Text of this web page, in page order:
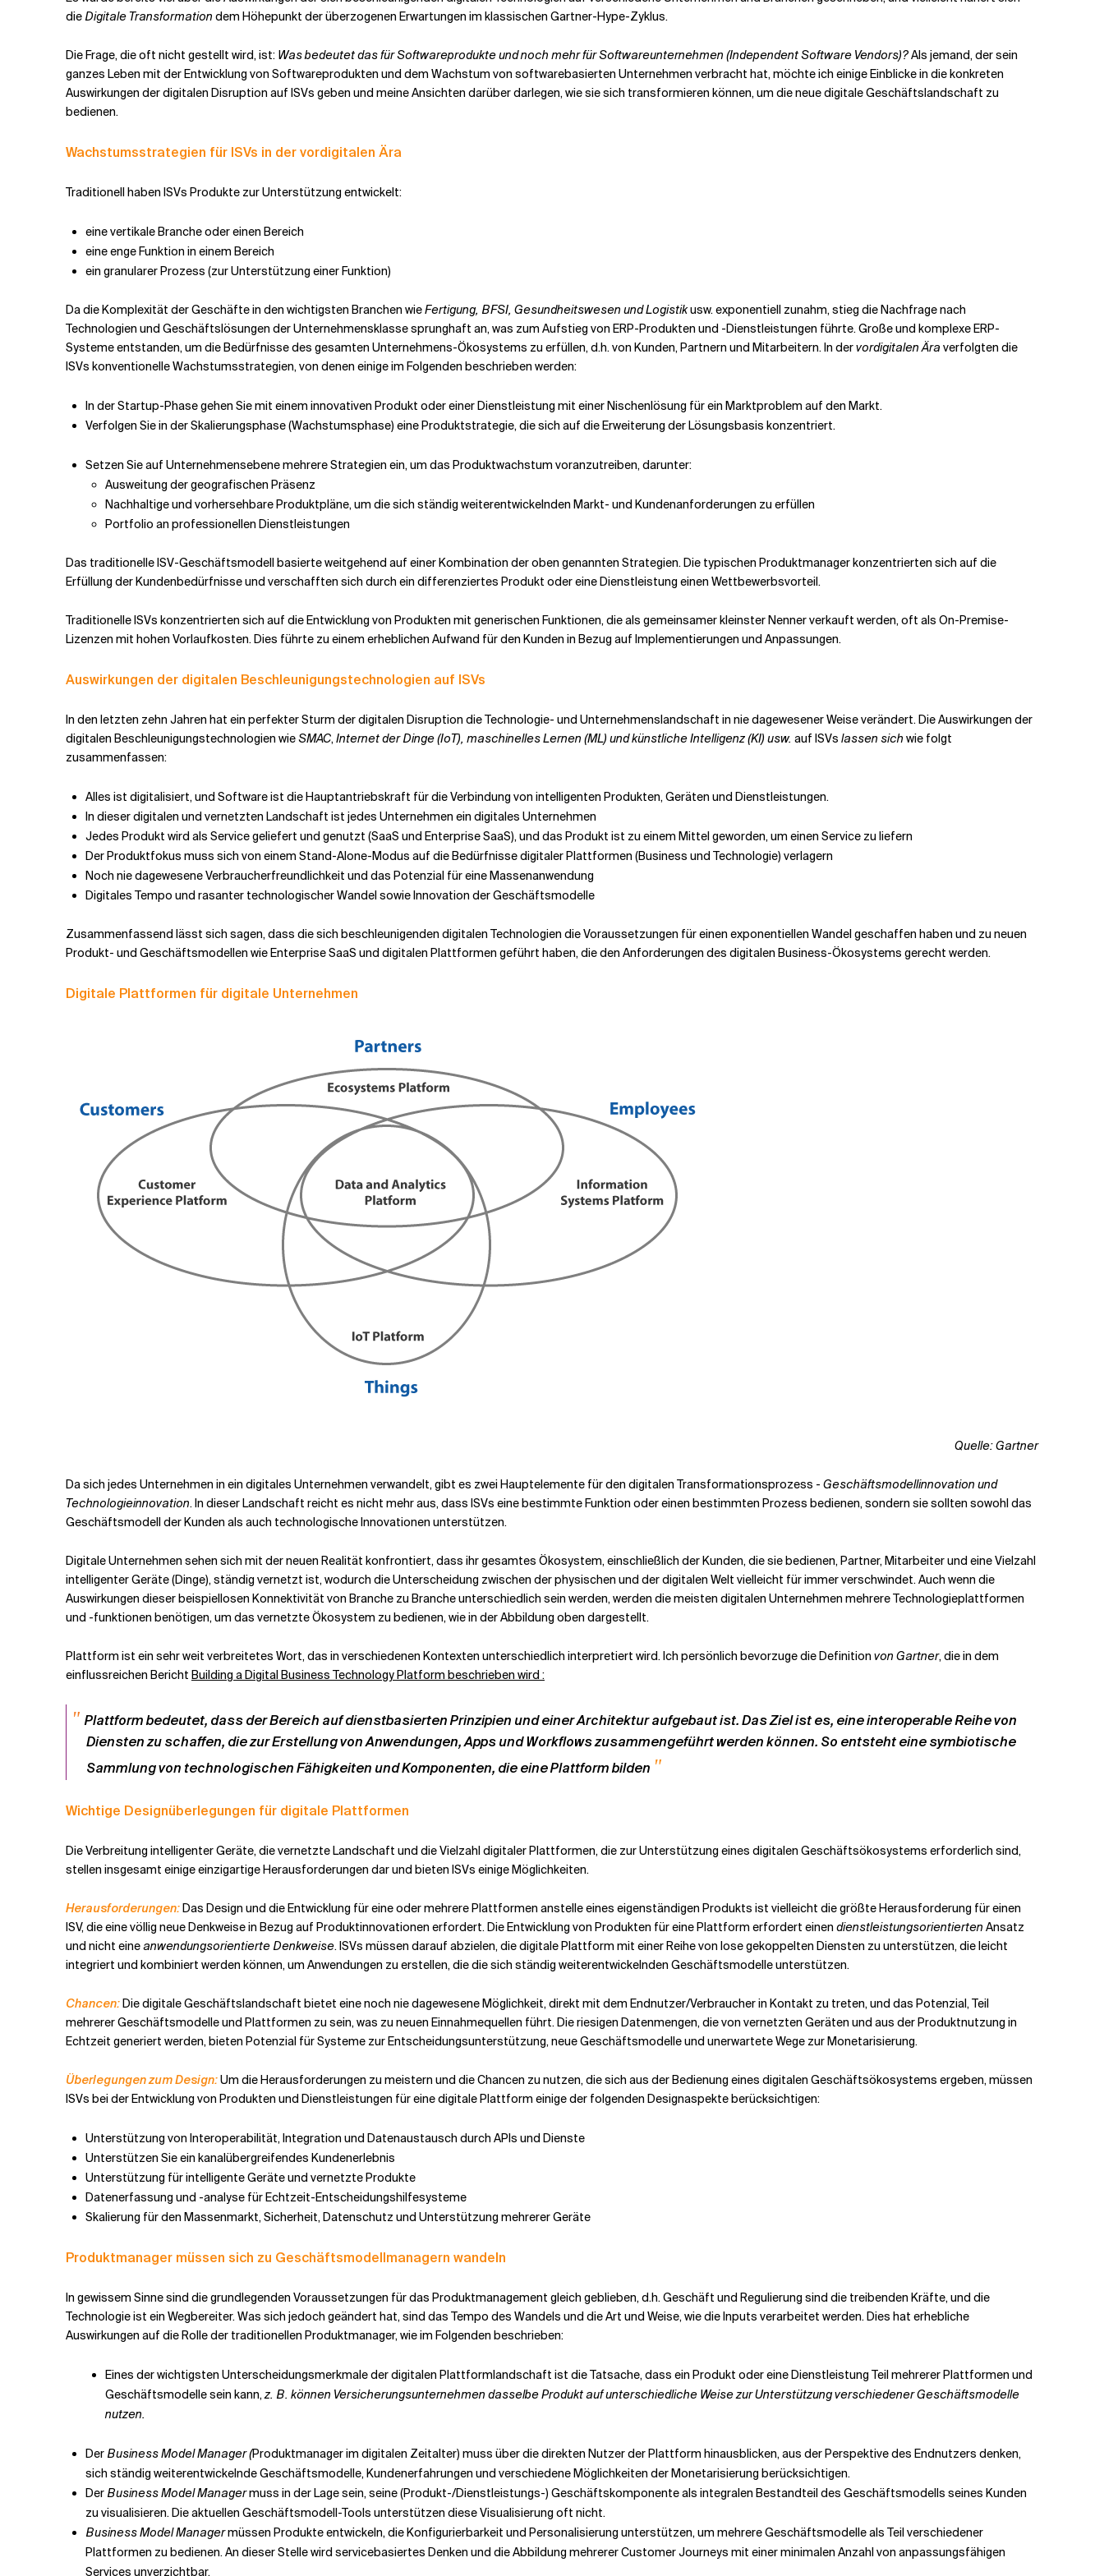
die Digitale Transformation dem Höhepunkt der überzogenen Erwartungen im klassischen Gartner-Hype-Zyklus.
Die Frage, die oft nicht gestellt wird, ist: Was bedeutet das für Softwareprodukte und noch mehr für Softwareunternehmen (Independent Software Vendors)?Als jemand, der sein
ganzes Leben mit der Entwicklung von Softwareprodukten und dem Wachstum von softwarebasierten Unternehmen verbracht hat, möchte ich einige Einblicke in die konkreten
Auswirkungen der digitalen Disruption auf ISVs geben und meine Ansichten darüber darlegen, wie sie sich transformieren können, um die neue digitale Geschäftslandschaft zu
bedienen.
Wachstumsstrategien für ISVs in der vordigitalen Ära
Traditionell haben ISVs Produkte zur Unterstützung entwickelt:
eine vertikale Branche oder einen Bereich
eine enge Funktion in einem Bereich
ein granularer Prozess (zur Unterstützung einer Funktion)
Da die Komplexität der Geschäfte in den wichtigsten Branchen wieFertigung, BFSI, Gesundheitswesen und Logistikusw. exponentiell zunahm, stieg die Nachfrage nach
Technologien und Geschäftslösungen der Unternehmensklasse sprunghaft an, was zum Aufstieg von ERP-Produkten und -Dienstleistungen führte. Große und komplexe ERP-
Systeme entstanden, um die Bedürfnisse des gesamten Unternehmens-Ökosystems zu erfüllen, d.h. von Kunden, Partnern und Mitarbeitern. In dervordigitalen Ära verfolgten die
ISVs konventionelle Wachstumsstrategien, von denen einige im Folgenden beschrieben werden:
In der Startup-Phase gehen Sie mit einem innovativen Produkt oder einer Dienstleistung mit einer Nischenlösung für ein Marktproblem auf den Markt.
Verfolgen Sie in der Skalierungsphase (Wachstumsphase) eine Produktstrategie, die sich auf die Erweiterung der Lösungsbasis konzentriert.
Setzen Sie auf Unternehmensebene mehrere Strategien ein, um das Produktwachstum voranzutreiben, darunter:
Ausweitung der geografischen Präsenz
Nachhaltige und vorhersehbare Produktpläne, um die sich ständig weiterentwickelnden Markt- und Kundenanforderungen zu erfüllen
Portfolio an professionellen Dienstleistungen
Das traditionelle ISV-Geschäftsmodell basierte weitgehend auf einer Kombination der oben genannten Strategien. Die typischen Produktmanager konzentrierten sich auf die
Erfüllung der Kundenbedürfnisse und verschafften sich durch ein differenziertes Produkt oder eine Dienstleistung einen Wettbewerbsvorteil.
Traditionelle ISVs konzentrierten sich auf die Entwicklung von Produkten mit generischen Funktionen, die als gemeinsamer kleinster Nenner verkauft werden, oft als On-Premise-
Lizenzen mit hohen Vorlaufkosten. Dies führte zu einem erheblichen Aufwand für den Kunden in Bezug auf Implementierungen und Anpassungen.
Auswirkungen der digitalen Beschleunigungstechnologien auf ISVs
In den letzten zehn Jahren hat ein perfekter Sturm der digitalen Disruption die Technologie- und Unternehmenslandschaft in nie dagewesener Weise verändert. Die Auswirkungen der
digitalen Beschleunigungstechnologien wieSMAC,Internet der Dinge (IoT), maschinelles Lernen (ML) und künstliche Intelligenz (KI) usw. auf ISVs lassen sich wie folgt
zusammenfassen:
Alles ist digitalisiert, und Software ist die Hauptantriebskraft für die Verbindung von intelligenten Produkten, Geräten und Dienstleistungen.
In dieser digitalen und vernetzten Landschaft ist jedes Unternehmen ein digitales Unternehmen
Jedes Produkt wird als Service geliefert und genutzt (SaaS und Enterprise SaaS), und das Produkt ist zu einem Mittel geworden, um einen Service zu liefern
Der Produktfokus muss sich von einem Stand-Alone-Modus auf die Bedürfnisse digitaler Plattformen (Business und Technologie) verlagern
Noch nie dagewesene Verbraucherfreundlichkeit und das Potenzial für eine Massenanwendung
Digitales Tempo und rasanter technologischer Wandel sowie Innovation der Geschäftsmodelle
Zusammenfassend lässt sich sagen, dass die sich beschleunigenden digitalen Technologien die Voraussetzungen für einen exponentiellen Wandel geschaffen haben und zu neuen
Produkt- und Geschäftsmodellen wie Enterprise SaaS und digitalen Plattformen geführt haben, die den Anforderungen des digitalen Business-Ökosystems gerecht werden.
Digitale Plattformen für digitale Unternehmen
Quelle: Gartner
Da sich jedes Unternehmen in ein digitales Unternehmen verwandelt, gibt es zwei Hauptelemente für den digitalen Transformationsprozess - Geschäftsmodellinnovation und
Technologieinnovation. In dieser Landschaft reicht es nicht mehr aus, dass ISVs eine bestimmte Funktion oder einen bestimmten Prozess bedienen, sondern sie sollten sowohl das
Geschäftsmodell der Kunden als auch technologische Innovationen unterstützen.
Digitale Unternehmen sehen sich mit der neuen Realität konfrontiert, dass ihr gesamtes Ökosystem, einschließlich der Kunden, die sie bedienen, Partner, Mitarbeiter und eine Vielzahl
intelligenter Geräte (Dinge), ständig vernetzt ist, wodurch die Unterscheidung zwischen der physischen und der digitalen Welt vielleicht für immer verschwindet. Auch wenn die
Auswirkungen dieser beispiellosen Konnektivität von Branche zu Branche unterschiedlich sein werden, werden die meisten digitalen Unternehmen mehrere Technologieplattformen
und -funktionen benötigen, um das vernetzte Ökosystem zu bedienen, wie in der Abbildung oben dargestellt.
Plattform ist ein sehr weit verbreitetes Wort, das in verschiedenen Kontexten unterschiedlich interpretiert wird. Ich persönlich bevorzuge die Definition von Gartner, die in dem
einflussreichen Bericht Building a Digital Business Technology Platform beschrieben wird :
" Plattform bedeutet, dass der Bereich auf dienstbasierten Prinzipien und einer Architektur aufgebaut ist. Das Ziel ist es, eine interoperable Reihe von
Diensten zu schaffen, die zur Erstellung von Anwendungen, Apps und Workflows zusammengeführt werden können. So entsteht eine symbiotische
Sammlung von technologischen Fähigkeiten und Komponenten, die eine Plattform bilden "
Wichtige Designüberlegungen für digitale Plattformen
Die Verbreitung intelligenter Geräte, die vernetzte Landschaft und die Vielzahl digitaler Plattformen, die zur Unterstützung eines digitalen Geschäftsökosystems erforderlich sind,
stellen insgesamt einige einzigartige Herausforderungen dar und bieten ISVs einige Möglichkeiten.
Herausforderungen:Das Design und die Entwicklung für eine oder mehrere Plattformen anstelle eines eigenständigen Produkts ist vielleicht die größte Herausforderung für einen
ISV, die eine völlig neue Denkweise in Bezug auf Produktinnovationen erfordert. Die Entwicklung von Produkten für eine Plattform erfordert einen dienstleistungsorientierten Ansatz
und nicht eineanwendungsorientierte Denkweise. ISVs müssen darauf abzielen, die digitale Plattform mit einer Reihe von lose gekoppelten Diensten zu unterstützen, die leicht
integriert und kombiniert werden können, um Anwendungen zu erstellen, die die sich ständig weiterentwickelnden Geschäftsmodelle unterstützen.
Chancen:Die digitale Geschäftslandschaft bietet eine noch nie dagewesene Möglichkeit, direkt mit dem Endnutzer/Verbraucher in Kontakt zu treten, und das Potenzial, Teil
mehrerer Geschäftsmodelle und Plattformen zu sein, was zu neuen Einnahmequellen führt. Die riesigen Datenmengen, die von vernetzten Geräten und aus der Produktnutzung in
Echtzeit generiert werden, bieten Potenzial für Systeme zur Entscheidungsunterstützung, neue Geschäftsmodelle und unerwartete Wege zur Monetarisierung.
Überlegungen zum Design:Um die Herausforderungen zu meistern und die Chancen zu nutzen, die sich aus der Bedienung eines digitalen Geschäftsökosystems ergeben, müssen
ISVs bei der Entwicklung von Produkten und Dienstleistungen für eine digitale Plattform einige der folgenden Designaspekte berücksichtigen:
Unterstützung von Interoperabilität, Integration und Datenaustausch durch APIs und Dienste
Unterstützen Sie ein kanalübergreifendes Kundenerlebnis
Unterstützung für intelligente Geräte und vernetzte Produkte
Datenerfassung und -analyse für Echtzeit-Entscheidungshilfesysteme
Skalierung für den Massenmarkt, Sicherheit, Datenschutz und Unterstützung mehrerer Geräte
Produktmanager müssen sich zu Geschäftsmodellmanagern wandeln
In gewissem Sinne sind die grundlegenden Voraussetzungen für das Produktmanagement gleich geblieben, d.h. Geschäft und Regulierung sind die treibenden Kräfte, und die
Technologie ist ein Wegbereiter. Was sich jedoch geändert hat, sind das Tempo des Wandels und die Art und Weise, wie die Inputs verarbeitet werden. Dies hat erhebliche
Auswirkungen auf die Rolle der traditionellen Produktmanager, wie im Folgenden beschrieben:
Eines der wichtigsten Unterscheidungsmerkmale der digitalen Plattformlandschaft ist die Tatsache, dass ein Produkt oder eine Dienstleistung Teil mehrerer Plattformen und
Geschäftsmodelle sein kann,z. B. können Versicherungsunternehmen dasselbe Produkt auf unterschiedliche Weise zur Unterstützung verschiedener Geschäftsmodelle
nutzen.
Der Business Model Manager (Produktmanager im digitalen Zeitalter) muss über die direkten Nutzer der Plattform hinausblicken, aus der Perspektive des Endnutzers denken,
sich ständig weiterentwickelnde Geschäftsmodelle, Kundenerfahrungen und verschiedene Möglichkeiten der Monetarisierung berücksichtigen.
Der Business Model Managermuss in der Lage sein, seine (Produkt-/Dienstleistungs-) Geschäftskomponente als integralen Bestandteil des Geschäftsmodells seines Kunden
zu visualisieren. Die aktuellen Geschäftsmodell-Tools unterstützen diese Visualisierung oft nicht.
Business Model Managermüssen Produkte entwickeln, die Konfigurierbarkeit und Personalisierung unterstützen, um mehrere Geschäftsmodelle als Teil verschiedener
Plattformen zu bedienen. An dieser Stelle wird servicebasiertes Denken und die Abbildung mehrerer Customer Journeys mit einer minimalen Anzahl von anpassungsfähigen
Services unverzichtbar.